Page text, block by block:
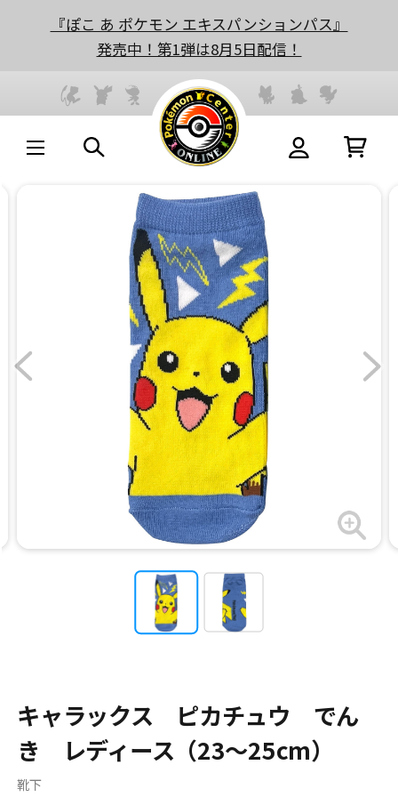
『ぽこ あ ポケモン エキスパンションパス』
発売中！第1弾は8月5日配信！
キャラックス ピカチュウ でん
き レディース（23～25cm）
靴下